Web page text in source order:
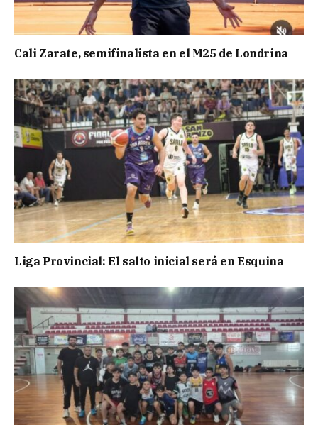
Cali Zarate, semifinalista en el M25 de Londrina
Liga Provincial: El salto inicial será en Esquina